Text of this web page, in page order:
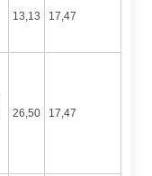
13,13 17,47
26,50 17,47